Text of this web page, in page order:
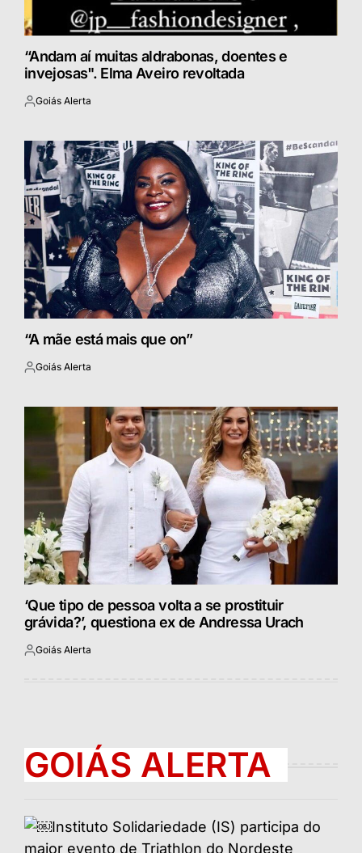
“Andam aí muitas aldrabonas, doentes e
invejosas". Elma Aveiro revoltada
Postado
Goiás Alerta
“A mãe está mais que on”
Postado
Goiás Alerta
‘Que tipo de pessoa volta a se prostituir
grávida?’, questiona ex de Andressa Urach
Postado
Goiás Alerta
GOIÁS ALERTA